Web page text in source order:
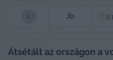
L 5
Átsétált az országon a